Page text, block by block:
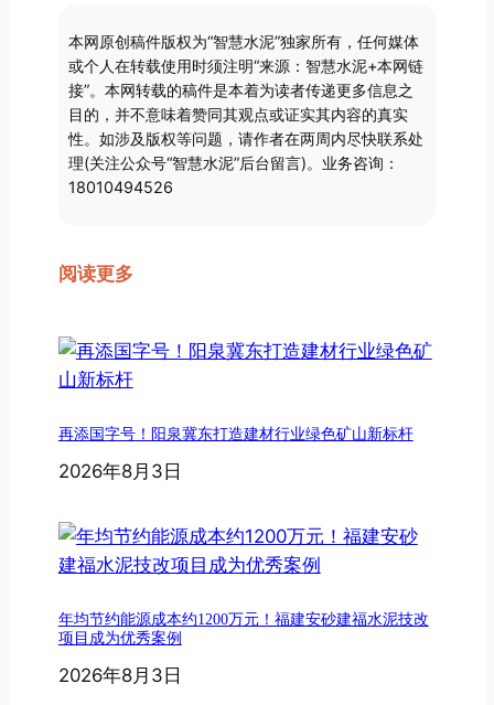
本网原创稿件版权为“智慧水泥”独家所有，任何媒体
或个人在转载使用时须注明“来源：智慧水泥+本网链
接”。本网转载的稿件是本着为读者传递更多信息之
目的，并不意味着赞同其观点或证实其内容的真实
性。如涉及版权等问题，请作者在两周内尽快联系处
理(关注公众号“智慧水泥”后台留言)。业务咨询：
18010494526
阅读更多
再添国字号！阳泉冀东打造建材行业绿色矿山新标杆
2026年8月3日
年均节约能源成本约1200万元！福建安砂建福水泥技改
项目成为优秀案例
2026年8月3日